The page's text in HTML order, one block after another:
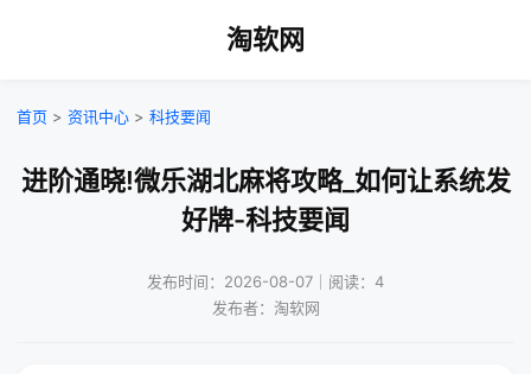
淘软网
首页 > 资讯中心 > 科技要闻
进阶通晓!微乐湖北麻将攻略_如何让系统发
好牌-科技要闻
发布时间：2026-08-07｜阅读：4
发布者：淘软网